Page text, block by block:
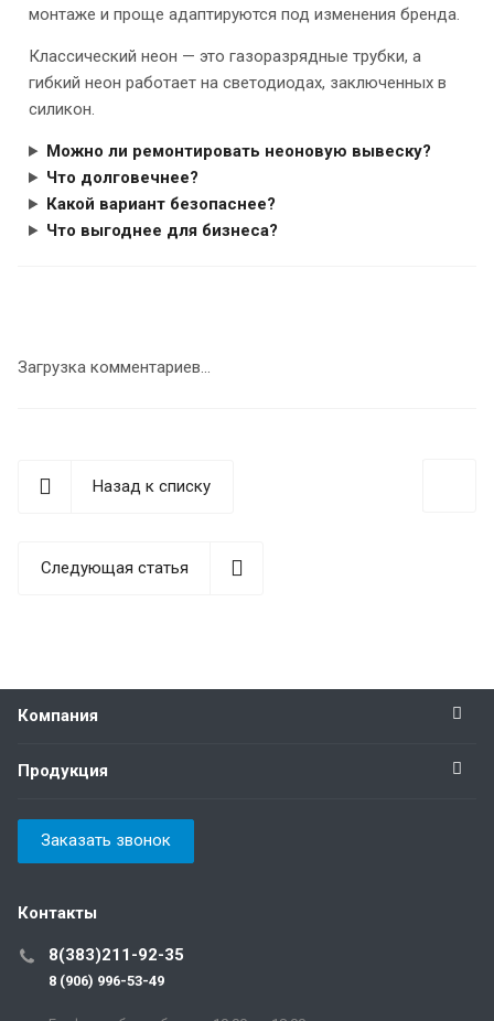
монтаже и проще адаптируются под изменения бренда.
Классический неон — это газоразрядные трубки, а
гибкий неон работает на светодиодах, заключенных в
силикон.
Можно ли ремонтировать неоновую вывеску?
Что долговечнее?
Какой вариант безопаснее?
Что выгоднее для бизнеса?
Загрузка комментариев...
Назад к списку
Следующая статья
Компания
Продукция
Заказать звонок
Контакты
8(383)211-92-35
8 (906) 996-53-49